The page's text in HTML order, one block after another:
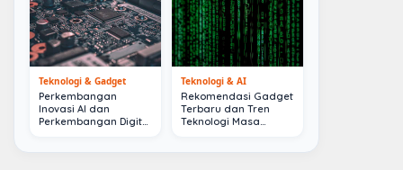
Teknologi & Gadget
Perkembangan
Inovasi AI dan
Perkembangan Digital
Teknologi & AI
Rekomendasi Gadget
Terbaru dan Tren
Teknologi Masa